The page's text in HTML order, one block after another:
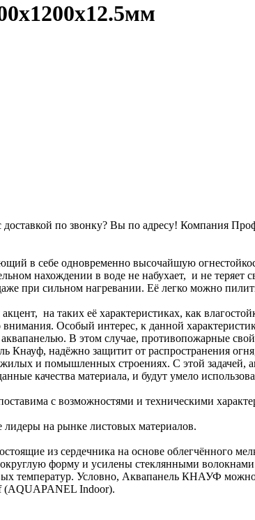
по звонку? Вы по адресу! Компания
в себе одновременно высочайшую
нахождении в воде не набухает, и не теряет
при сильном нагревании. Её легко можно
на таких её характеристиках, как
внимания. Особый интерес, к данной
В этом случае, противопожарные
Кнауф, надёжно защитит от распространения
и помышленных строениях. С этой задачей,
качества материала, и будут умело
с возможностями и техническими
на рынке листовых материалов.
из сердечника на основе облегчённого
форму и усилены стеклянными
температур. Условно, Аквапанель КНАУФ можно
(AQUAPANEL Indoor).